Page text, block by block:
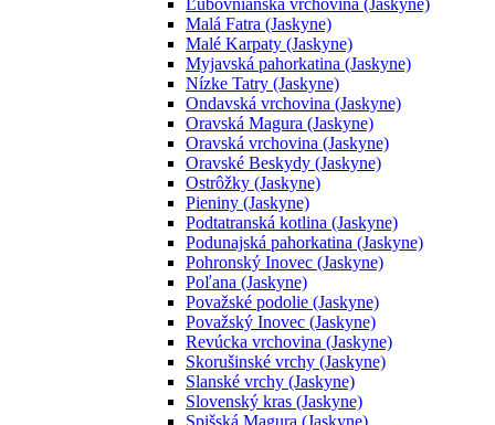
Malá Fatra (Jaskyne)
Malé Karpaty (Jaskyne)
Myjavská pahorkatina (Jaskyne)
Nízke Tatry (Jaskyne)
Ondavská vrchovina (Jaskyne)
Oravská Magura (Jaskyne)
Oravská vrchovina (Jaskyne)
Oravské Beskydy (Jaskyne)
Ostrôžky (Jaskyne)
Pieniny (Jaskyne)
Podtatranská kotlina (Jaskyne)
Podunajská pahorkatina (Jaskyne)
Pohronský Inovec (Jaskyne)
Poľana (Jaskyne)
Považské podolie (Jaskyne)
Považský Inovec (Jaskyne)
Revúcka vrchovina (Jaskyne)
Skorušinské vrchy (Jaskyne)
Slanské vrchy (Jaskyne)
Slovenský kras (Jaskyne)
Spišská Magura (Jaskyne)